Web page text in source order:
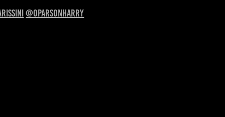
@oparsonharry